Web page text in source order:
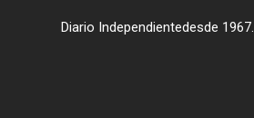
Diario Independientedesde 1967.